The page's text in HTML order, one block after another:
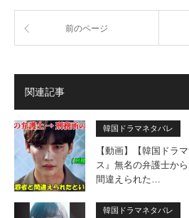
前のページ
関連記事
韓国ドラマネタバレ
【動画】【韓国ドラ
ス』無名の弁護士か
間違えられた…
韓国ドラマネタバレ